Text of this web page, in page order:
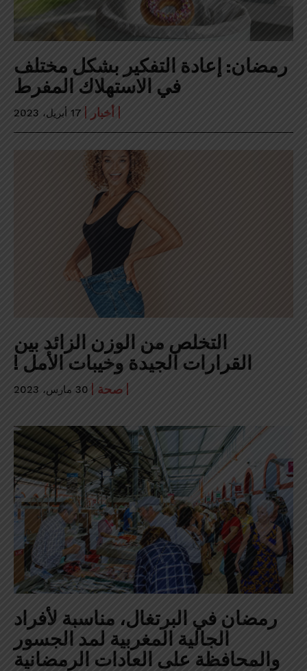
رمضان: إعادة التفكير بشكل مختلف
في الاستهلاك المفرط
أخبار 17 أبريل، 2023
التخلص من الوزن الزائد بين
القرارات الجيدة وخيبات الأمل !
صحة 30 مارس، 2023
رمضان في البرتغال، مناسبة لأفراد
الجالية المغربية لمد الجسور
والمحافظة على العادات الرمضانية